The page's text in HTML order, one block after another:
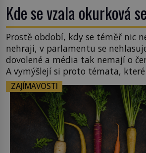
Kde se vzala okurková
Prostě období, kdy se téměř nic
nehrají, v parlamentu se
dovolené a média tak nemají o
A vymýšlejí si proto témata,
nezajímají. Proč je však ona letní
zrovna s okurkami? Okurkovou
od poloviny 19. století, ovšem
ZAJÍMAVOSTI